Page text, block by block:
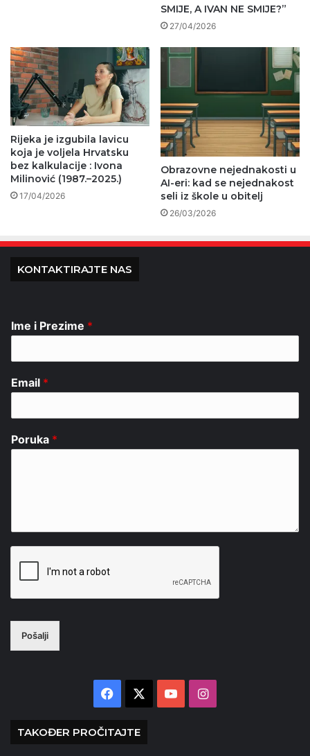
SMIJE, A IVAN NE SMIJE?”
27/04/2026
Rijeka je izgubila lavicu
koja je voljela Hrvatsku
bez kalkulacije : Ivona
Milinović (1987.–2025.)
17/04/2026
Obrazovne nejednakosti u
AI-eri: kad se nejednakost
seli iz škole u obitelj
26/03/2026
KONTAKTIRAJTE NAS
Ime i Prezime *
Email *
Poruka *
Pošalji
Facebook YouTubeInstagram
TAKOĐER PROČITAJTE